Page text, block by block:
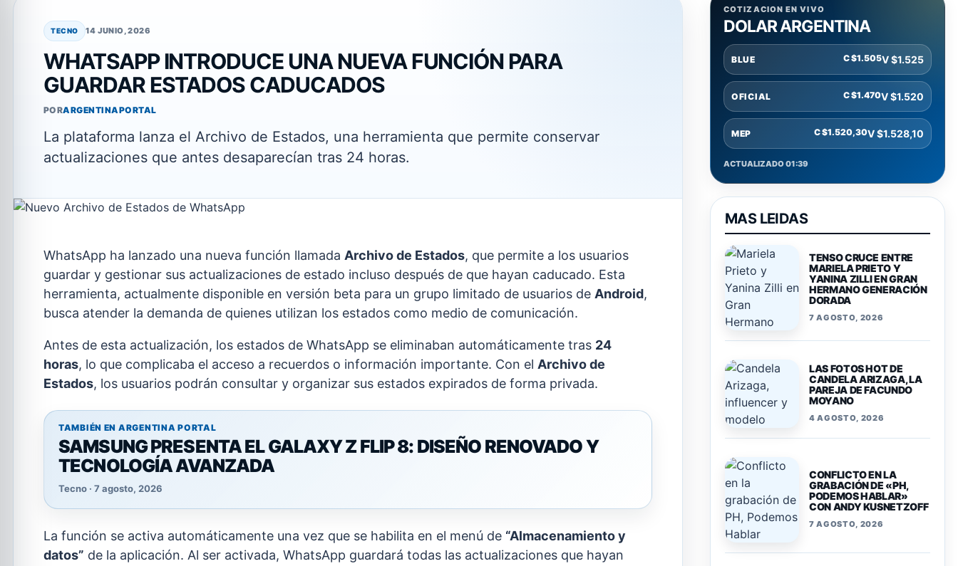
TECNO 14 JUNIO, 2026
WHATSAPP INTRODUCE UNA NUEVA FUNCIÓN PARA
GUARDAR ESTADOS CADUCADOS
PORARGENTINAPORTAL
La plataforma lanza el Archivo de Estados, una herramienta que permite conservar
actualizaciones que antes desaparecían tras 24 horas.
WhatsApp ha lanzado una nueva función llamada Archivo de Estados, que permite a los usuarios
guardar y gestionar sus actualizaciones de estado incluso después de que hayan caducado. Esta
herramienta, actualmente disponible en versión beta para un grupo limitado de usuarios de Android,
busca atender la demanda de quienes utilizan los estados como medio de comunicación.
Antes de esta actualización, los estados de WhatsApp se eliminaban automáticamente tras 24
horas, lo que complicaba el acceso a recuerdos o información importante. Con el Archivo de
Estados, los usuarios podrán consultar y organizar sus estados expirados de forma privada.
TAMBIÉN EN ARGENTINA PORTAL
SAMSUNG PRESENTA EL GALAXY Z FLIP 8: DISEÑO RENOVADO Y
TECNOLOGÍA AVANZADA
Tecno · 7 agosto, 2026
La función se activa automáticamente una vez que se habilita en el menú de “Almacenamiento y
datos” de la aplicación. Al ser activada, WhatsApp guardará todas las actualizaciones que hayan
COTIZACION EN VIVO
DOLAR ARGENTINA
BLUE C $1.505V $1.525
OFICIAL C $1.470V $1.520
MEP C $1.520,30V $1.528,10
ACTUALIZADO 01:39
MAS LEIDAS
TENSO CRUCE ENTRE
MARIELA PRIETO Y
YANINA ZILLI EN GRAN
HERMANO GENERACIÓN
DORADA
7 AGOSTO, 2026
LAS FOTOS HOT DE
CANDELA ARIZAGA, LA
PAREJA DE FACUNDO
MOYANO
4 AGOSTO, 2026
CONFLICTO EN LA
GRABACIÓN DE «PH,
PODEMOS HABLAR»
CON ANDY KUSNETZOFF
7 AGOSTO, 2026